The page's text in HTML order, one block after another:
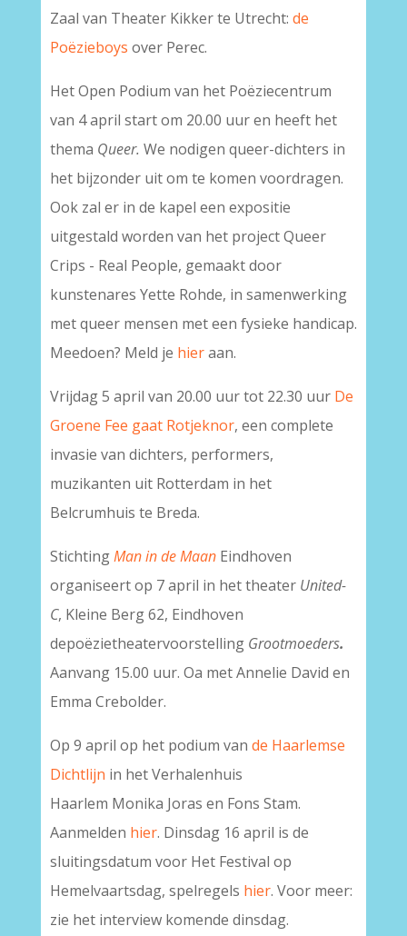
Zaal van Theater Kikker te Utrecht: de
Poëzieboys over Perec.
Het Open Podium van het Poëziecentrum
van 4 april start om 20.00 uur en heeft het
thema Queer. We nodigen queer-dichters in
het bijzonder uit om te komen voordragen.
Ook zal er in de kapel een expositie
uitgestald worden van het project Queer
Crips - Real People, gemaakt door
kunstenares Yette Rohde, in samenwerking
met queer mensen met een fysieke handicap.
Meedoen? Meld je hieraan.
Vrijdag 5 april van 20.00 uur tot 22.30 uur De
Groene Fee gaat Rotjeknor, een complete
invasie van dichters, performers,
muzikanten uit Rotterdam in het
Belcrumhuis te Breda.
StichtingMan in de MaanEindhoven
organiseert op 7 april in het theater United-
C, Kleine Berg 62, Eindhoven
depoëzietheatervoorstelling Grootmoeders.
Aanvang 15.00 uur. Oa met Annelie David en
Emma Crebolder.
Op 9 april op het podium van de Haarlemse
Dichtlijn in het Verhalenhuis
Haarlem Monika Joras en Fons Stam.
Aanmelden hier. Dinsdag 16 april is de
sluitingsdatum voor Het Festival op
Hemelvaartsdag, spelregels hier. Voor meer:
zie het interview komende dinsdag.